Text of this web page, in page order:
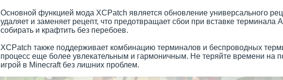
Основной функцией мода XCPatch является обновление универсального
удаляет и заменяет рецепт, что предотвращает сбои при вставке терминала
собирать и крафтить без перебоев.
XCPatch также поддерживает комбинацию терминалов и беспроводных
процесс еще более увлекательным и гармоничным. Не теряйте времени на
игрой в Minecraft без лишних проблем.